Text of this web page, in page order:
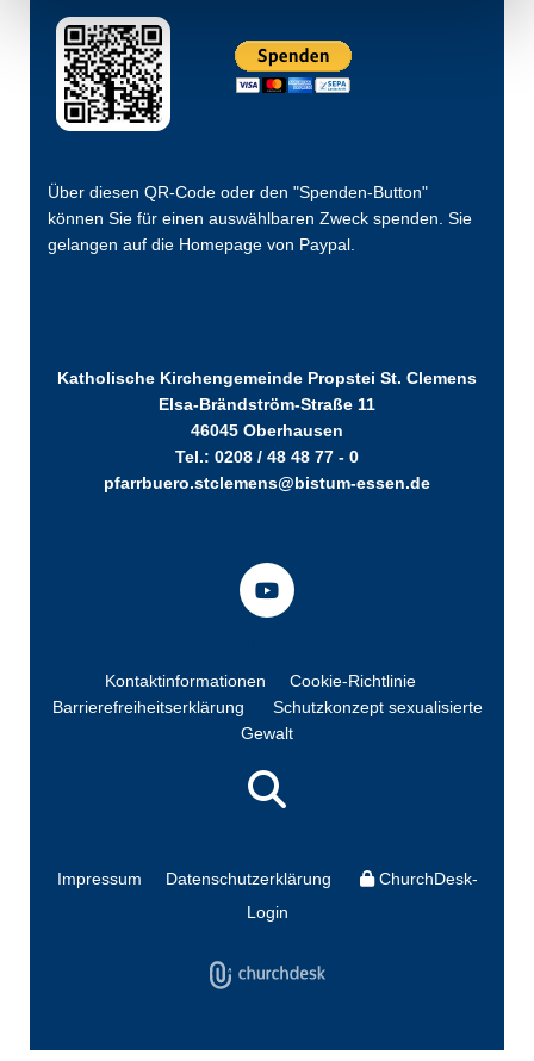
Über diesen QR-Code oder den "Spenden-Button"
können Sie für einen auswählbaren Zweck spenden. Sie
gelangen auf die Homepage von Paypal.
Katholische Kirchengemeinde Propstei St. Clemens
Elsa-Brändström-Straße 11
46045 Oberhausen
Tel.: 0208 / 48 48 77 - 0
pfarrbuero.stclemens@bistum-essen.de
Kontaktinformationen
Cookie-Richtlinie
Barrierefreiheitserklärung
Schutzkonzept sexualisierte
Gewalt
Impressum Datenschutzerklärung
ChurchDesk-
Login